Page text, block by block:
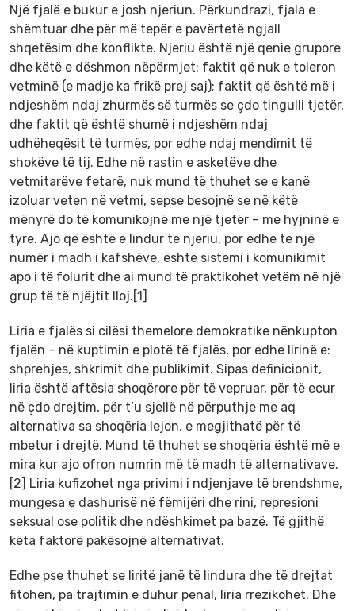
Një fjalë e bukur e josh njeriun. Përkundrazi, fjala e
shëmtuar dhe për më tepër e pavërtetë ngjall
shqetësim dhe konflikte. Njeriu është një qenie grupore
dhe këtë e dëshmon nëpërmjet: faktit që nuk e toleron
vetminë (e madje ka frikë prej saj); faktit që është më i
ndjeshëm ndaj zhurmës së turmës se çdo tingulli tjetër,
dhe faktit që është shumë i ndjeshëm ndaj
udhëheqësit të turmës, por edhe ndaj mendimit të
shokëve të tij. Edhe në rastin e asketëve dhe
vetmitarëve fetarë, nuk mund të thuhet se e kanë
izoluar veten në vetmi, sepse besojnë se në këtë
mënyrë do të komunikojnë me një tjetër – me hyjninë e
tyre. Ajo që është e lindur te njeriu, por edhe te një
numër i madh i kafshëve, është sistemi i komunikimit
apo i të folurit dhe ai mund të praktikohet vetëm në një
grup të të njëjtit lloj.[1]
Liria e fjalës si cilësi themelore demokratike nënkupton
fjalën – në kuptimin e plotë të fjalës, por edhe lirinë e:
shprehjes, shkrimit dhe publikimit. Sipas definicionit,
liria është aftësia shoqërore për të vepruar, për të ecur
në çdo drejtim, për t’u sjellë në përputhje me aq
alternativa sa shoqëria lejon, e megjithatë për të
mbetur i drejtë. Mund të thuhet se shoqëria është më e
mira kur ajo ofron numrin më të madh të alternativave.
[2] Liria kufizohet nga privimi i ndjenjave të brendshme,
mungesa e dashurisë në fëmijëri dhe rini, represioni
seksual ose politik dhe ndëshkimet pa bazë. Të gjithë
këta faktorë pakësojnë alternativat.
Edhe pse thuhet se liritë janë të lindura dhe të drejtat
fitohen, pa trajtimin e duhur penal, liria rrezikohet. Dhe